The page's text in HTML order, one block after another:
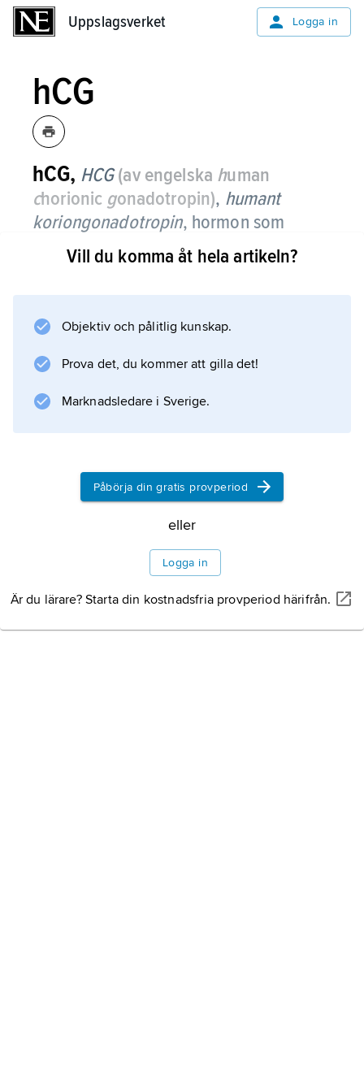
Uppslagsverket Logga in
hCG
hCG, HCG (av engelska human
chorionic gonadotropin), humant
koriongonadotropin, hormon som
bildas i de celler i det befruktade ägget
vilka senare kommer att utvecklas till
Se
.
Vill du komma åt hela artikeln?
Objektiv och pålitlig kunskap.
Prova det, du kommer att gilla det!
Marknadsledare i Sverige.
Påbörja din gratis provperiod
eller
Logga in
Är du lärare? Starta din kostnadsfria provperiod härifrån.